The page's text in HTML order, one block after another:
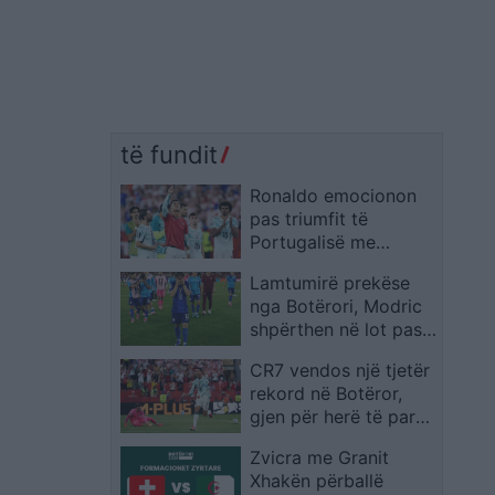
të fundit
Ronaldo emocionon
pas triumfit të
Portugalisë me
Jotën
Lamtumirë prekëse
nga Botërori, Modric
shpërthen në lot pas
CR7 vendos një tjetër
rekord në Botëror,
gjen për herë të parë
eliminatore
Zvicra me Granit
Xhakën përballë